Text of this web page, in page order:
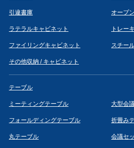
引違書庫 オープ
ラテラルキャビネット トレー
ファイリングキャビネット スチー
その他収納 / キャビネット
テーブル
ミーティングテーブル 大型会
フォールディングテーブル 折畳み
丸テーブル 会議セ